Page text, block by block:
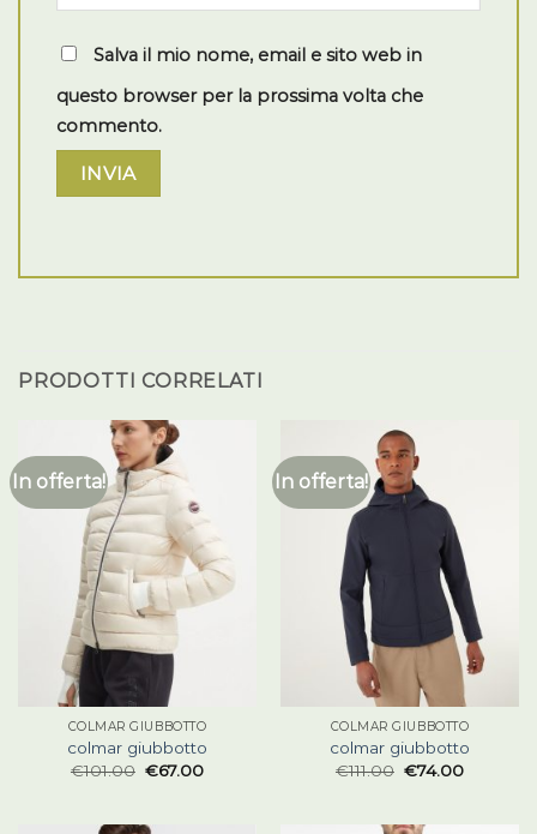
Salva il mio nome, email e sito web in
questo browser per la prossima volta che
commento.
PRODOTTI CORRELATI
In offerta!
COLMAR GIUBBOTTO
colmar giubbotto
€101.00 €67.00
In offerta!
COLMAR GIUBBOTTO
colmar giubbotto
€111.00 €74.00